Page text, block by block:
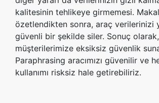
kalitesinin tehlikeye girmemesi.
özetlendikten sonra, araç verilerinizi
güvenli bir şekilde siler. Sonuç
müşterilerimize eksiksiz güvenlik
Paraphrasing aracımızı güvenilir ve
kullanımı risksiz hale getirebiliriz.